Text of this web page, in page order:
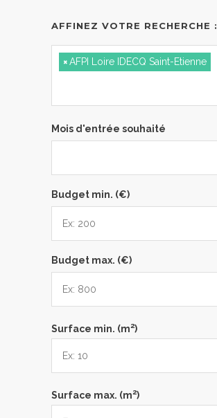
AFFINEZ VOTRE RECHERCHE :
×AFPI Loire IDECQ Saint-Etienne
Mois d'entrée souhaité
Budget min. (€)
Budget max. (€)
Surface min. (m2)
Surface max. (m2)